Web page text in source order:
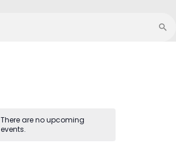
There are no upcoming
events.